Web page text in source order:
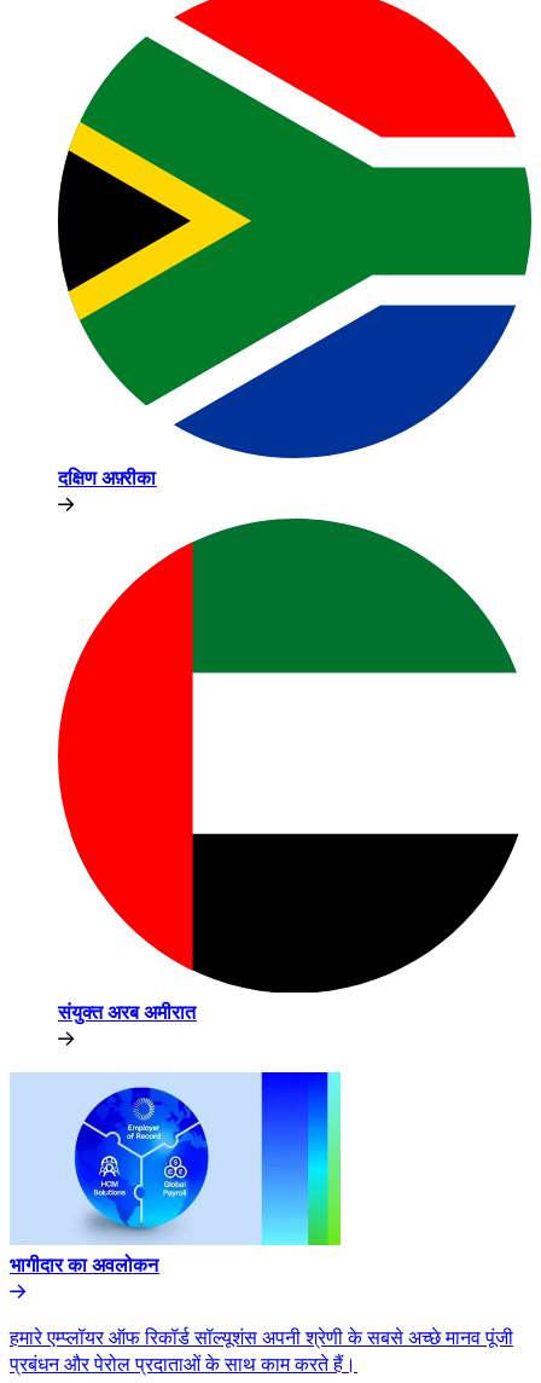
दक्षिण अफ़्रीका​​
संयुक्त अरब अमीरात​​
भागीदार का अवलोकन​​
हमारे एम्प्लॉयर ऑफ रिकॉर्ड सॉल्यूशंस अपनी श्रेणी के सबसे अच्छे मानव पूंजी
प्रबंधन और पेरोल प्रदाताओं के साथ काम करते हैं।​​